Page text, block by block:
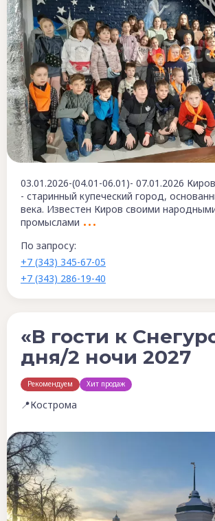
03.01.2026-(04.01-06.01)- 07.01.2026
- старинный купеческий город,
века. Известен Киров своими
промыслами
По запросу:
+7 (343) 345-67-05
+7 (343) 286-19-40
«В гости к
дня/2 ночи 2027
Рекомендуем Хит продаж
📍Кострома